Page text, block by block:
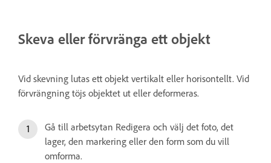
Skeva eller förvränga ett objekt
Vid skevning lutas ett objekt vertikalt eller horisontellt. Vid
förvrängning töjs objektet ut eller deformeras.
Gå till arbetsytan Redigera och välj det foto, det
lager, den markering eller den form som du vill
omforma.